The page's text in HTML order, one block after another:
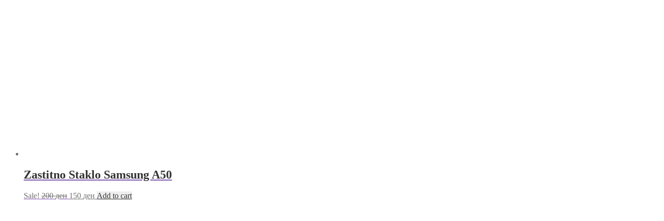
Zastitno Staklo Samsung A50
Sale! 200ден 150 ден Add to cart